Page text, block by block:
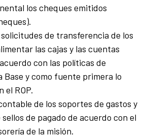
los cheques emitidos
de transferencia de los
las cajas y las cuentas
con las políticas de
Base y como fuente primera lo
el ROP.
de los soportes de gastos y
de pagado de acuerdo con el
de la misión.